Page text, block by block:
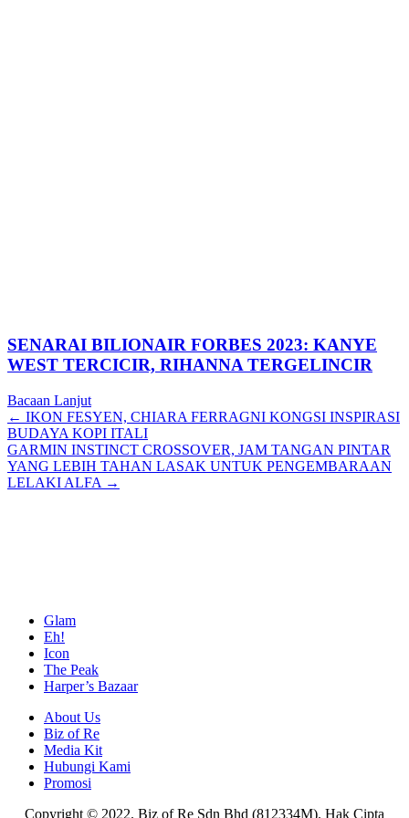
SENARAI BILIONAIR FORBES 2023: KANYE
WEST TERCICIR, RIHANNA TERGELINCIR
Bacaan Lanjut
Posts
navigation
← IKON FESYEN, CHIARA FERRAGNI KONGSI INSPIRASI
BUDAYA KOPI ITALI
GARMIN INSTINCT CROSSOVER, JAM TANGAN PINTAR
YANG LEBIH TAHAN LASAK UNTUK PENGEMBARAAN
LELAKI ALFA →
Glam
Eh!
Icon
The Peak
Harper’s Bazaar
About Us
Biz of Re
Media Kit
Hubungi Kami
Promosi
Copyright © 2022. Biz of Re Sdn Bhd (812334M). Hak Cipta